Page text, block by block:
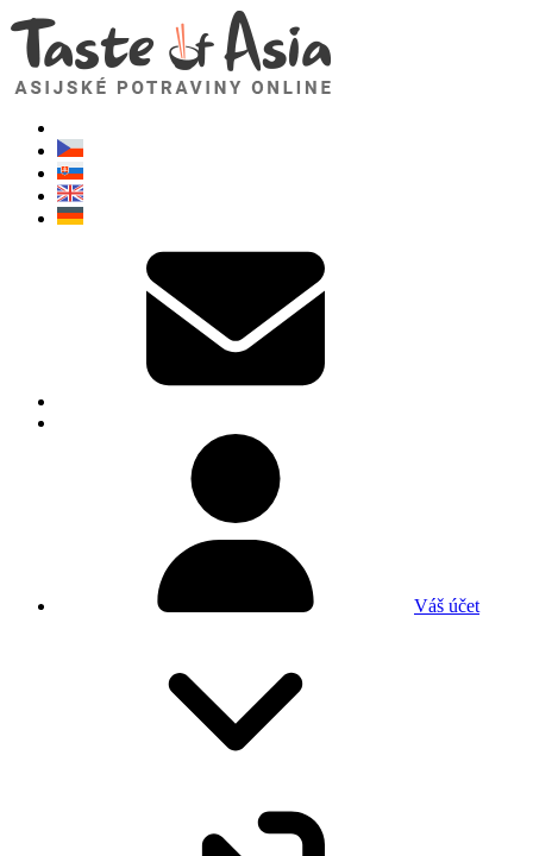
Váš účet
TasteOfAsia.cz
Neváhejte se zeptat. Jsem tady pro vás!